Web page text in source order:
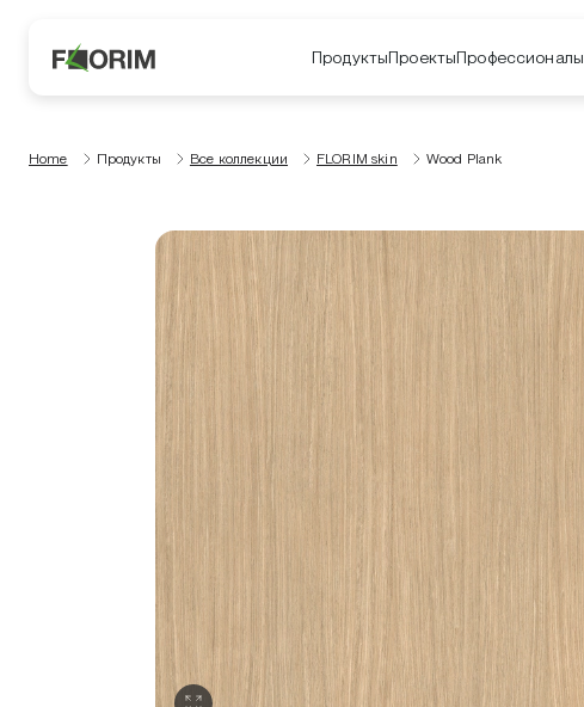
ПродуктыПроектыПрофессионалы
Home Продукты Все коллекции FLORIM skin Wood Plank